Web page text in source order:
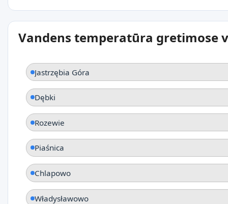
Vandens temperatūra gretimose
Jastrzębia Góra
Dębki
Rozewie
Piaśnica
Chlapowo
Władysławowo